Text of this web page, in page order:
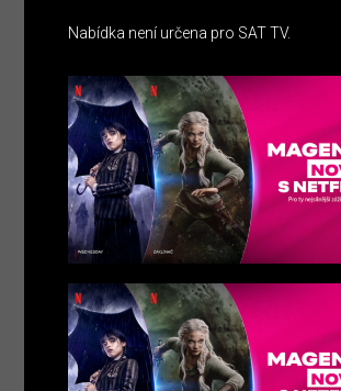
Nabídka není určena pro SAT TV.